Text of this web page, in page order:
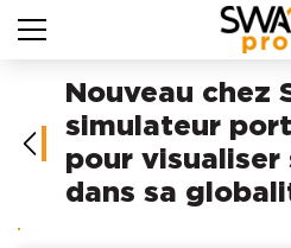
Nouveau chez
simulateur
pour visualiser
dans sa